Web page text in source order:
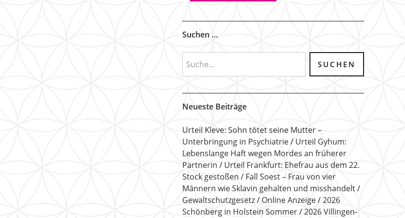
Suchen …
Neueste Beiträge
Urteil Kleve: Sohn tötet seine Mutter –
Unterbringung in Psychiatrie
Urteil Gyhum:
Lebenslange Haft wegen Mordes an früherer
Partnerin
Urteil Frankfurt: Ehefrau aus dem 22.
Stock gestoßen
Fall Soest – Frau von vier
Männern wie Sklavin gehalten und misshandelt
Gewaltschutzgesetz
Online Anzeige
2026
Schönberg in Holstein Sommer
2026 Villingen-